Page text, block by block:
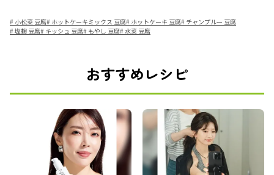
# 小松菜 豆腐# ホットケーキミックス 豆腐# ホットケーキ 豆腐# チャンプルー 豆腐
#塩麹 豆腐# キッシュ 豆腐# もやし 豆腐#水菜 豆腐
おすすめレシピ